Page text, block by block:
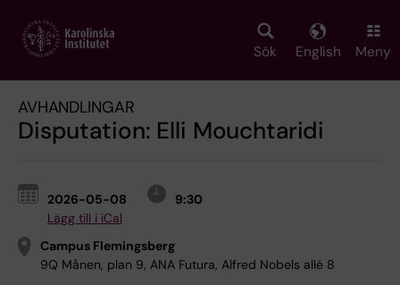
main
Sök English Meny
AVHANDLINGAR
Disputation: Elli Mouchtaridi
2026-05-08
9:30
Lägg till i iCal
Campus Flemingsberg
9Q Månen, plan 9, ANA Futura, Alfred Nobels allé 8